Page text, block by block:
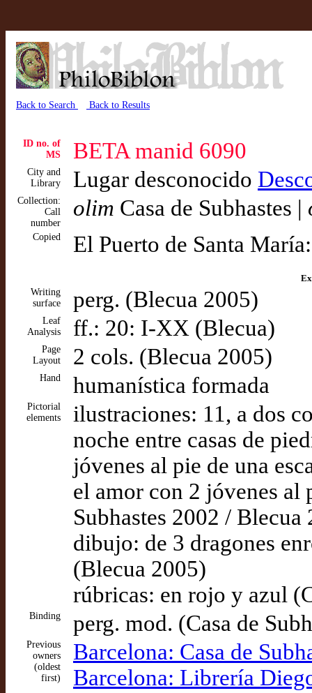
Back to Search Back to Results
ID no. of
MS
BETA manid 6090
City and
Library
Lugar desconocido
Collection:
Call
number
olim Casa de Subhastes |
Copied El Puerto de Santa
Writing
surface
perg. (Blecua 2005)
Leaf
Analysis
ff.: 20: I-XX (Blecua)
Page
Layout
2 cols. (Blecua 2005)
Hand humanística formada
Pictorial
elements
ilustraciones: 11, a dos
noche entre casas de
jóvenes al pie de una
el amor con 2 jóvenes al
Subhastes 2002 / Blecua
dibujo: de 3 dragones
(Blecua 2005)
rúbricas: en rojo y azul
Binding perg. mod. (Casa de
Previous
owners
(oldest
first)
Barcelona: Casa de
Barcelona: Librería